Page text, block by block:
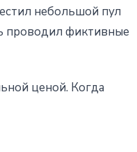
небольшой пул
проводил фиктивные
ценой. Когда